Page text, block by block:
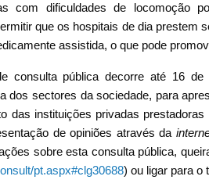
com dificuldades de locomoção
que os hospitais de dia prestem
assistida, o que pode
consulta pública decorre até 16
dos sectores da sociedade, para
das instituições privadas
de opiniões através da
sobre esta consulta pública,
pt.aspx#clg30688) ou ligar para o